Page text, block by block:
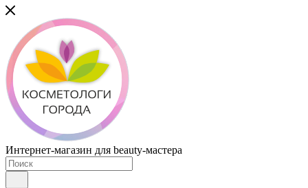
Интернет-магазин для beauty-мастера